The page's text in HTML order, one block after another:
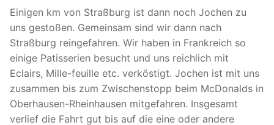
Einigen km von Straßburg ist dann noch Jochen zu
uns gestoßen. Gemeinsam sind wir dann nach
Straßburg reingefahren. Wir haben in Frankreich so
einige Patisserien besucht und uns reichlich mit
Eclairs, Mille-feuille etc. verköstigt. Jochen ist mit uns
zusammen bis zum Zwischenstopp beim McDonalds in
Oberhausen-Rheinhausen mitgefahren. Insgesamt
verlief die Fahrt gut bis auf die eine oder andere